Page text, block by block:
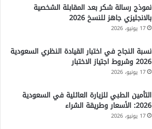
نموذج رسالة شكر بعد المقابلة الشخصية
بالانجليزي جاهز للنسخ 2026
17 يونيو، 2026
نسبة النجاح في اختبار القيادة النظري السعودية
2026 وشروط اجتياز الاختبار
17 يونيو، 2026
التأمين الطبي للزيارة العائلية في السعودية
2026: الأسعار وطريقة الشراء
17 يونيو، 2026